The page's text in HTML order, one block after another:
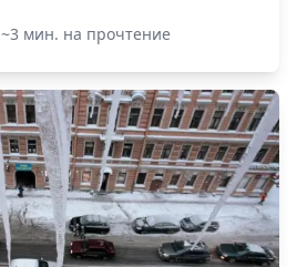
~3 мин. на прочтение